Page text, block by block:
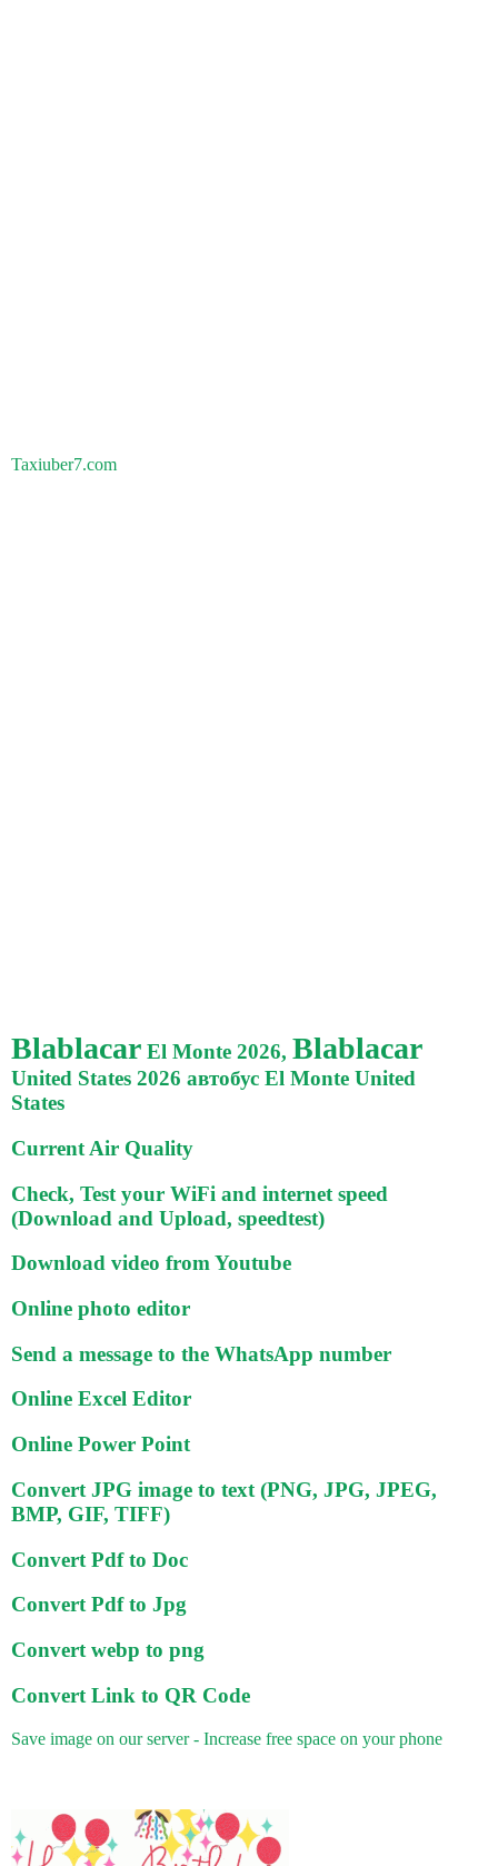
Taxiuber7.com
Blablacar El Monte 2026, Blablacar
United States 2026 автобус El Monte United
States
Current Air Quality
Check, Test your WiFi and internet speed
(Download and Upload, speedtest)
Download video from Youtube
Online photo editor
Send a message to the WhatsApp number
Online Excel Editor
Online Power Point
Convert JPG image to text (PNG, JPG, JPEG,
BMP, GIF, TIFF)
Convert Pdf to Doc
Convert Pdf to Jpg
Convert webp to png
Convert Link to QR Code
Save image on our server - Increase free space on your phone